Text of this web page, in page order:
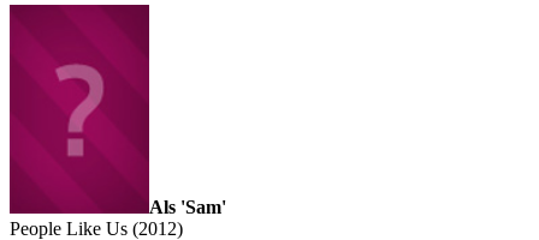
Als 'Sam'
People Like Us (2012)